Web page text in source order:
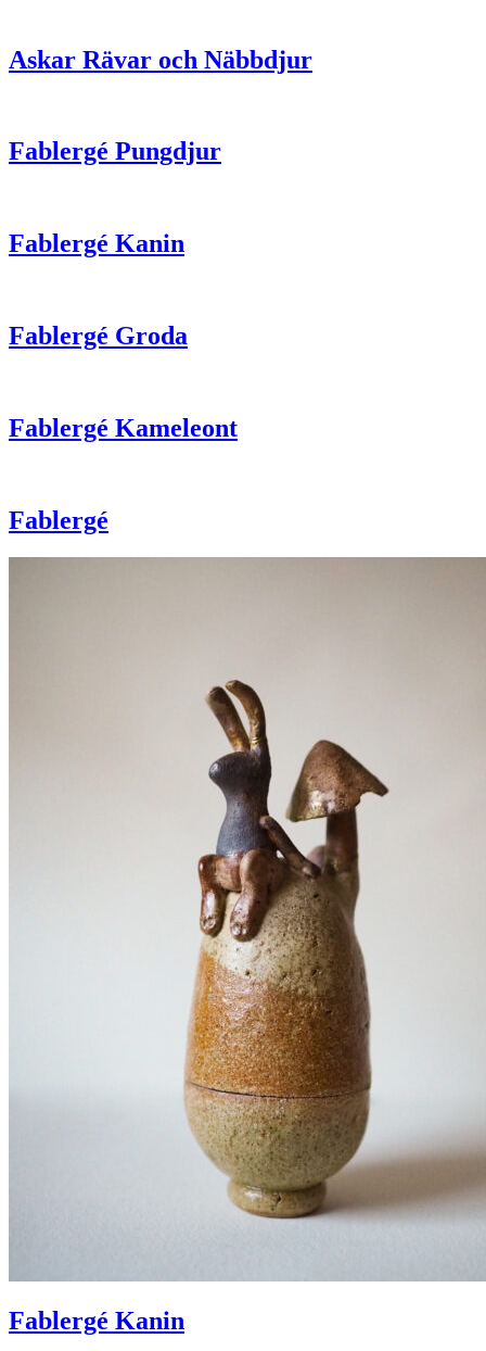
Askar Rävar och Näbbdjur
Fablergé Pungdjur
Fablergé Kanin
Fablergé Groda
Fablergé Kameleont
Fablergé
Fablergé Kanin